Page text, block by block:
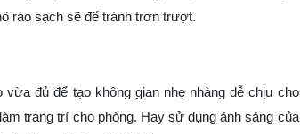
ráo sạch sẽ để tránh trơn trượt.
đủ để tạo không gian nhẹ nhàng dễ chịu cho
trang trí cho phòng. Hay sử dụng ánh sáng của